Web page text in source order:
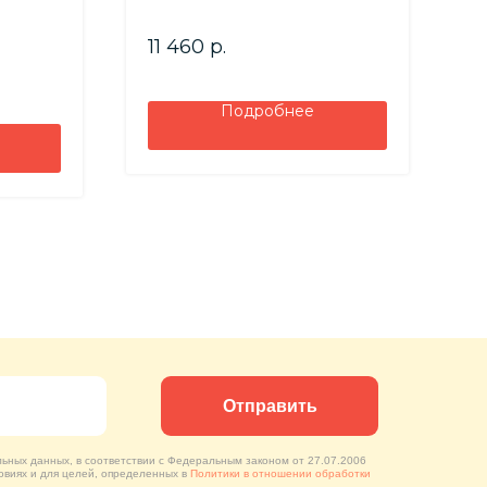
11 460 р.
Подробнее
данных, в соответствии с Федеральным законом от 27.07.2006
и для целей, определенных в Политики в отношении обработки
Отправить